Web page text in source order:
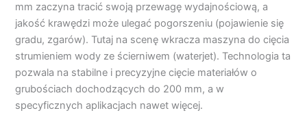
mm zaczyna tracić swoją przewagę wydajnościową, a
jakość krawędzi może ulegać pogorszeniu (pojawienie się
gradu, zgarów). Tutaj na scenę wkracza maszyna do cięcia
strumieniem wody ze ścierniwem (waterjet). Technologia ta
pozwala na stabilne i precyzyjne cięcie materiałów o
grubościach dochodzących do 200 mm, a w
specyficznych aplikacjach nawet więcej.